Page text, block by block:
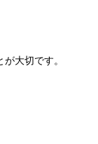
大切です。